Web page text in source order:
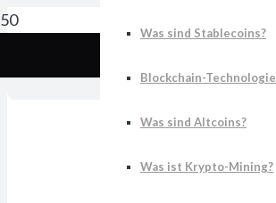
Was sind Stablecoins?
Blockchain-Technologie
Was sind Altcoins?
Was ist Krypto-Mining?